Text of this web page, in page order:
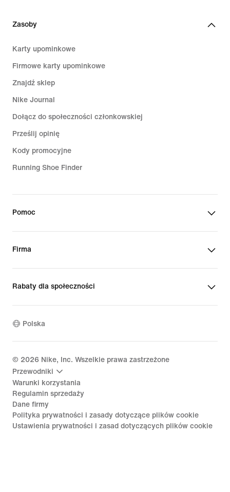
Zasoby
Karty upominkowe
Firmowe karty upominkowe
Znajdź sklep
Nike Journal
Dołącz do społeczności członkowskiej
Prześlij opinię
Kody promocyjne
Running Shoe Finder
Pomoc
Firma
Rabaty dla społeczności
Polska
© 2026 Nike, Inc. Wszelkie prawa zastrzeżone
Przewodniki
Warunki korzystania
Regulamin sprzedaży
Dane firmy
Polityka prywatności i zasady dotyczące plików cookie
Ustawienia prywatności i zasad dotyczących plików cookie